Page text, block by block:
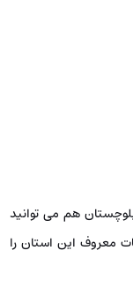
هم می ‌توانید
معروف این استان را